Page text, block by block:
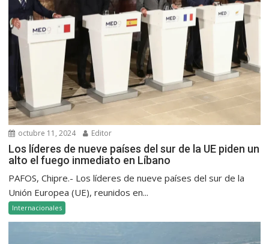
octubre 11, 2024 Editor
Los líderes de nueve países del sur de la UE piden un
alto el fuego inmediato en Líbano
PAFOS, Chipre.- Los líderes de nueve países del sur de la
Unión Europea (UE), reunidos en...
Internacionales